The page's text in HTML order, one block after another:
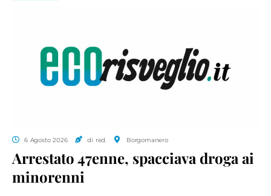
6 Agosto 2026 di red. Borgomanero
Arrestato 47enne, spacciava droga ai
minorenni